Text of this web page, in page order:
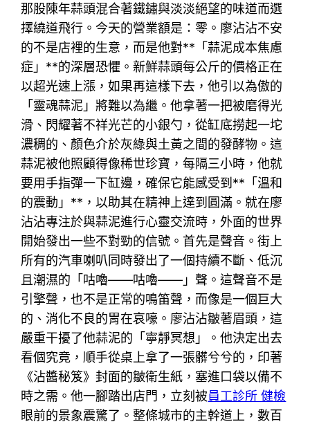
那股陳年蒜頭混合著鐵鏽與淡淡絕望的味道而選
擇繞道飛行。今天的營業額是：零。廖沾沾不安
的不是店裡的生意，而是他對**「蒜泥成本焦慮
症」**的深層恐懼。新鮮蒜頭每公斤的價格正在
以超光速上漲，如果再這樣下去，他引以為傲的
「靈魂蒜泥」將難以為繼。他拿著一把被磨得光
滑、閃耀著不祥光芒的小銀勺，從缸底撈起一坨
濃稠的、顏色介於灰綠與土黃之間的發酵物。這
蒜泥被他照顧得像稀世珍寶，每隔三小時，他就
要用手指彈一下缸邊，確保它能感受到**「溫和
的震動」**，以助其在精神上達到圓滿。就在廖
沾沾專注於與蒜泥進行心靈交流時，外面的世界
開始發出一些不對勁的信號。首先是聲音。街上
所有的汽車喇叭同時發出了一個持續不斷、低沉
且潮濕的「咕嚕——咕嚕——」聲。這聲音不是
引擎聲，也不是正常的鳴笛聲，而像是一個巨大
的、消化不良的胃在哀嚎。廖沾沾皺著眉頭，這
嚴重干擾了他蒜泥的「寧靜冥想」。他決定出去
看個究竟，順手從桌上拿了一張髒兮兮的，印著
《沾醬秘笈》封面的皺衛生紙，塞進口袋以備不
時之需。他一腳踏出店門，立刻被員工診所 健檢
眼前的景象震驚了。整條城市的主幹道上，數百